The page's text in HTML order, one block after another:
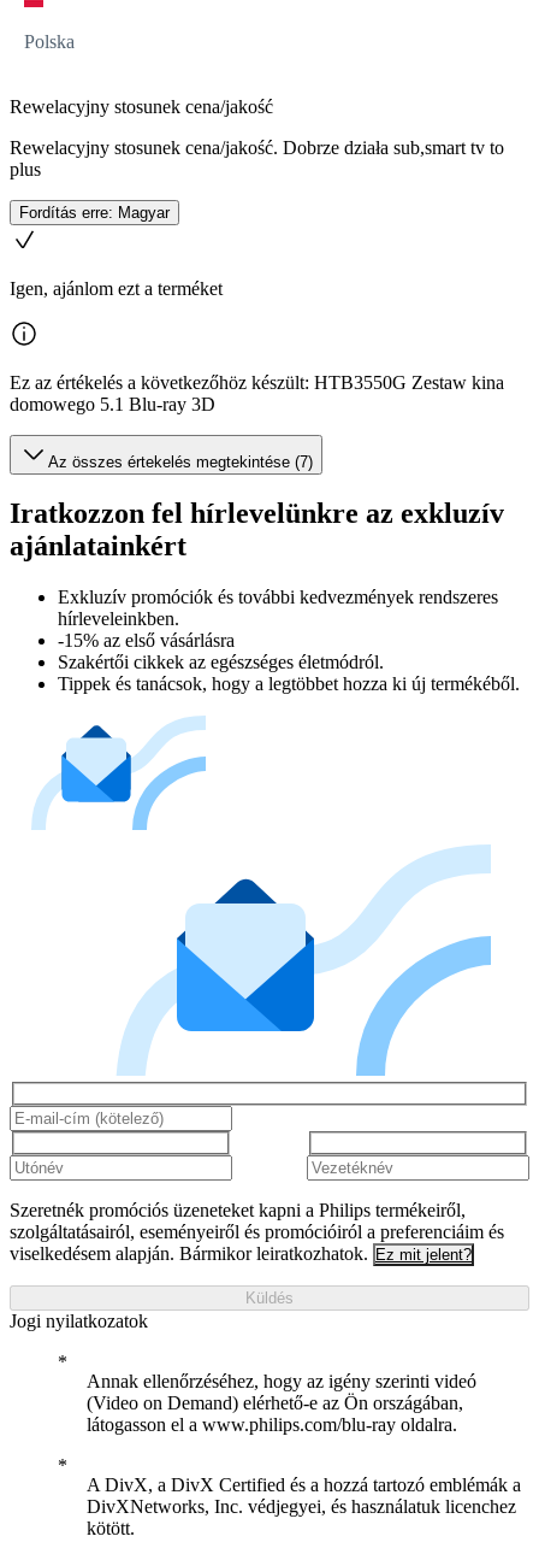
Polska
Rewelacyjny stosunek cena/jakość
Rewelacyjny stosunek cena/jakość. Dobrze działa sub,smart tv to
plus
Fordítás erre: Magyar
Igen, ajánlom ezt a terméket
Ez az értékelés a következőhöz készült: HTB3550G Zestaw kina
domowego 5.1 Blu-ray 3D
Az összes értekelés megtekintése (7)
Iratkozzon fel hírlevelünkre az exkluzív
ajánlatainkért​
Exkluzív promóciók és további kedvezmények rendszeres
hírleveleinkben.
-15% az első vásárlásra
Szakértői cikkek az egészséges életmódról.
Tippek és tanácsok, hogy a legtöbbet hozza ki új termékéből.
Szeretnék promóciós üzeneteket kapni a Philips termékeiről,
szolgáltatásairól, eseményeiről és promócióiról a preferenciáim és
viselkedésem alapján. Bármikor leiratkozhatok. Ez mit jelent?
Küldés
Jogi nyilatkozatok
Annak ellenőrzéséhez, hogy az igény szerinti videó
(Video on Demand) elérhető-e az Ön országában,
látogasson el a www.philips.com/blu-ray oldalra.
A DivX, a DivX Certified és a hozzá tartozó emblémák a
DivXNetworks, Inc. védjegyei, és használatuk licenchez
kötött.